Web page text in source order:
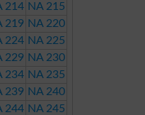
214 NA 215
219 NA 220
224 NA 225
229 NA 230
234 NA 235
239 NA 240
244 NA 245